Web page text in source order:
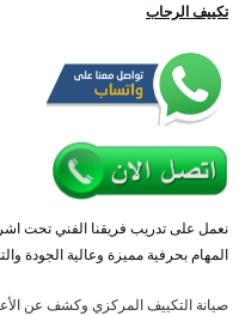
تكييف الرحاب
نعمل على تدريب فريقنا الفني تحت
المهام بحرفية مميزة وعالية الجودة
صيانة التكييف المركزي وكشف عن